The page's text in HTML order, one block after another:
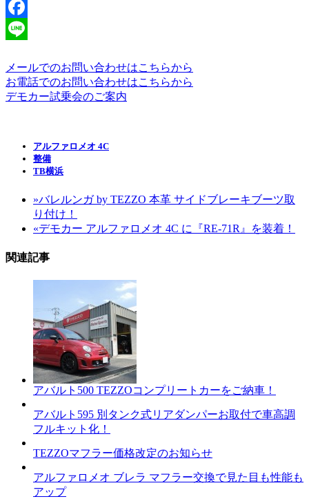
X
Facebook
メールでのお問い合わせはこちらから
お電話でのお問い合わせはこちらから
デモカー試乗会のご案内
アルファロメオ 4C
整備
TB横浜
»バレルンガ by TEZZO 本革 サイドブレーキブーツ取
り付け！
«デモカー アルファロメオ 4C に『RE-71R』を装着！
関連記事
アバルト500 TEZZOコンプリートカーをご納車！
アバルト595 別タンク式リアダンパーお取付で車高調
フルキット化！
TEZZOマフラー価格改定のお知らせ
アルファロメオ ブレラ マフラー交換で見た目も性能も
アップ